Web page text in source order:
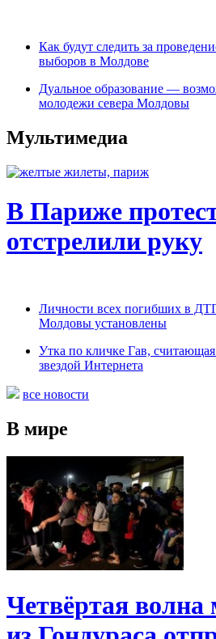
Как будут следить за
выборов в Молдове
Дуальное образование —
молодежи севера Молдовы
Мультимедиа
В Париже
отстрелили руку
Личности всех погибших в
Молдовы установлены
Утка по кличке Гав, считающая
звездой Интернета
все новости
В мире
Четвёртая волна